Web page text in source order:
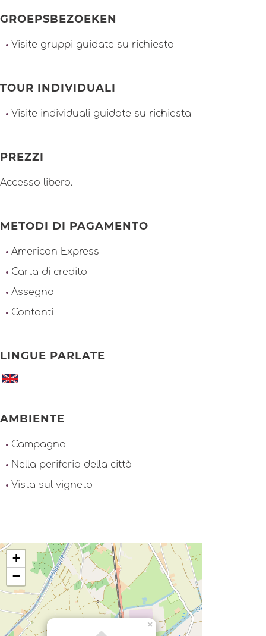
GROEPSBEZOEKEN
Visite gruppi guidate su richiesta
TOUR INDIVIDUALI
Visite individuali guidate su richiesta
PREZZI
Accesso libero.
METODI DI PAGAMENTO
American Express
Carta di credito
Assegno
Contanti
LINGUE PARLATE
AMBIENTE
Campagna
Nella periferia della città
Vista sul vigneto
×
+
−